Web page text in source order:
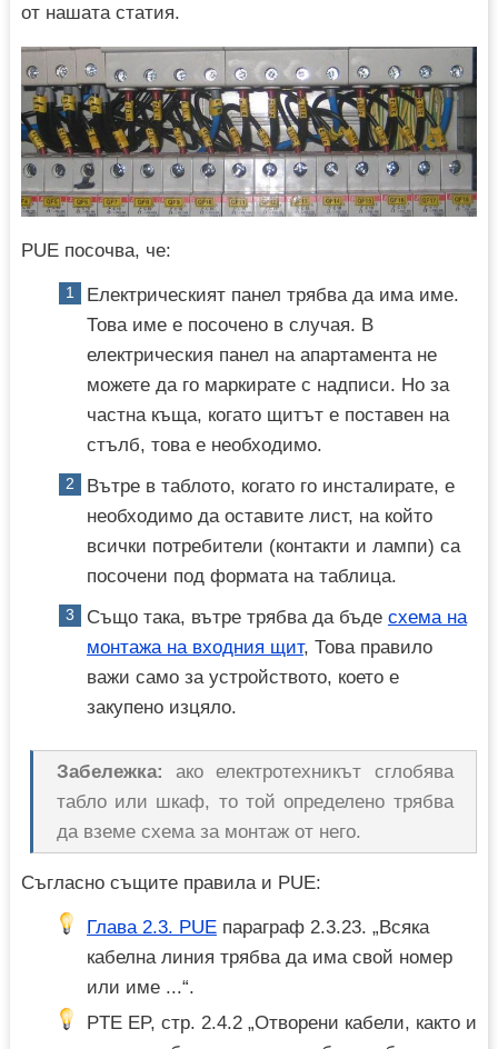
от нашата статия.
PUE посочва, че:
Електрическият панел трябва да има име.
Това име е посочено в случая. В
електрическия панел на апартамента не
можете да го маркирате с надписи. Но за
частна къща, когато щитът е поставен на
стълб, това е необходимо.
Вътре в таблото, когато го инсталирате, е
необходимо да оставите лист, на който
всички потребители (контакти и лампи) са
посочени под формата на таблица.
Също така, вътре трябва да бъде схема на
монтажа на входния щит, Това правило
важи само за устройството, което е
закупено изцяло.
Забележка: ако електротехникът сглобява
табло или шкаф, то той определено трябва
да вземе схема за монтаж от него.
Съгласно същите правила и PUE:
Глава 2.3. PUEпараграф 2.3.23. „Всяка
кабелна линия трябва да има свой номер
или име ...“.
PTE EP, стр. 2.4.2 „Отворени кабели, както и